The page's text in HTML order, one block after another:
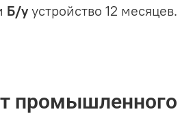
Б/уустройство 12 месяцев.
промышленного